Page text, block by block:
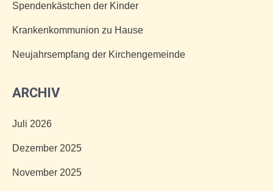
Spendenkästchen der Kinder
Krankenkommunion zu Hause
Neujahrsempfang der Kirchengemeinde
ARCHIV
Juli 2026
Dezember 2025
November 2025